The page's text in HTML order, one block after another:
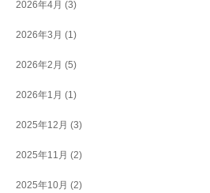
2026年4月 (3)
2026年3月 (1)
2026年2月 (5)
2026年1月 (1)
2025年12月 (3)
2025年11月 (2)
2025年10月 (2)